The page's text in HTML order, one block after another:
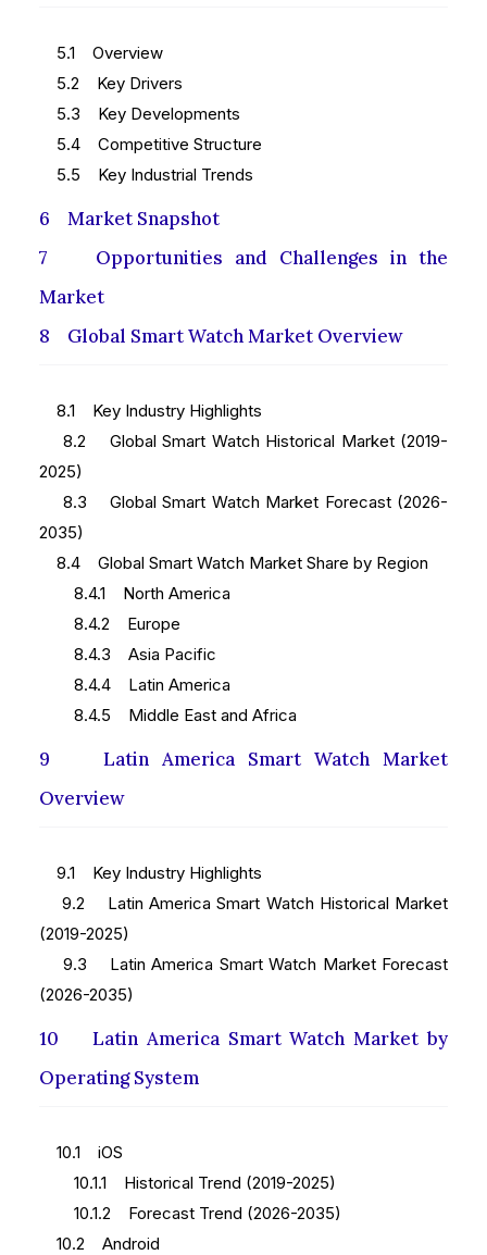
5.1 Overview
5.2 Key Drivers
5.3 Key Developments
5.4 Competitive Structure
5.5 Key Industrial Trends
6 Market Snapshot
7 Opportunities and Challenges in the
Market
8 Global Smart Watch Market Overview
8.1 Key Industry Highlights
8.2 Global Smart Watch Historical Market (2019-
2025)
8.3 Global Smart Watch Market Forecast (2026-
2035)
8.4 Global Smart Watch Market Share by Region
8.4.1 North America
8.4.2 Europe
8.4.3 Asia Pacific
8.4.4 Latin America
8.4.5 Middle East and Africa
9 Latin America Smart Watch Market
Overview
9.1 Key Industry Highlights
9.2 Latin America Smart Watch Historical Market
(2019-2025)
9.3 Latin America Smart Watch Market Forecast
(2026-2035)
10 Latin America Smart Watch Market by
Operating System
10.1 iOS
10.1.1 Historical Trend (2019-2025)
10.1.2 Forecast Trend (2026-2035)
10.2 Android